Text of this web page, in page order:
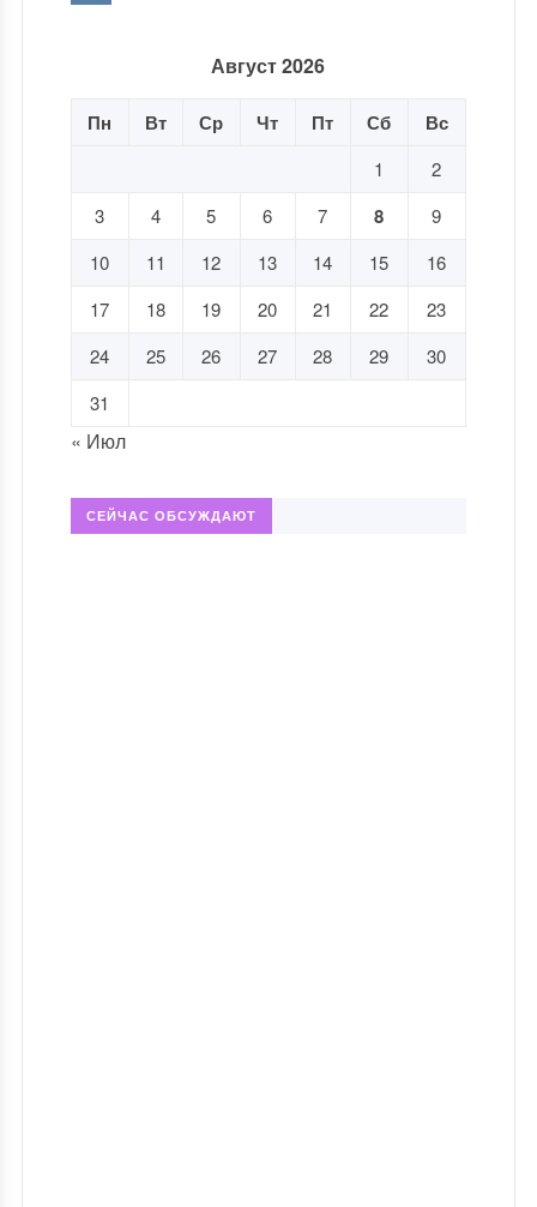
Август 2026
Пн Вт Ср Чт Пт Сб Вс
1
2
3
4 5 6 7 8
9
10
11 12 13 14 15
16
17
18 19 20 21 22
23
24
25 26 27 28 29
30
31
« Июл
СЕЙЧАС ОБСУЖДАЮТ